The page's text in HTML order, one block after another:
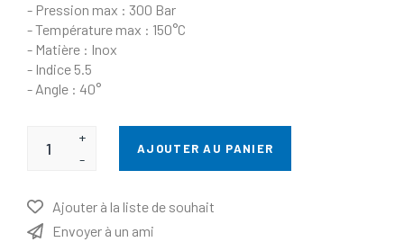
- Pression max : 300 Bar
- Température max : 150°C
- Matière : Inox
- Indice 5.5
- Angle : 40°
+
-
AJOUTER AU PANIER
Ajouter à la liste de souhait
Envoyer à un ami